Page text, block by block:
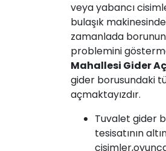
veya yabancı
bulaşık
zamanlada
problemini
Mahallesi Gider
gider borusundaki
açmaktayızdır.
Tuvalet gider
tesisatının